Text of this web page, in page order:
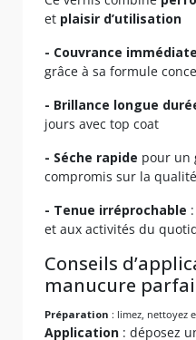
et plaisir d’utilisation
- Couvrance immédiate
grâce à sa formule
- Brillance longue
jours avec top coat
- Séche rapide pour un
compromis sur la
- Tenue irréprochable
et aux activités du
Conseils
manucure
Préparation : limez, nettoyez
Application : déposez